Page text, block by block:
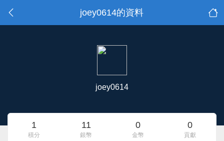
joey0614的資料
joey0614
1
積分
11
銀幣
0
金幣
0
貢獻